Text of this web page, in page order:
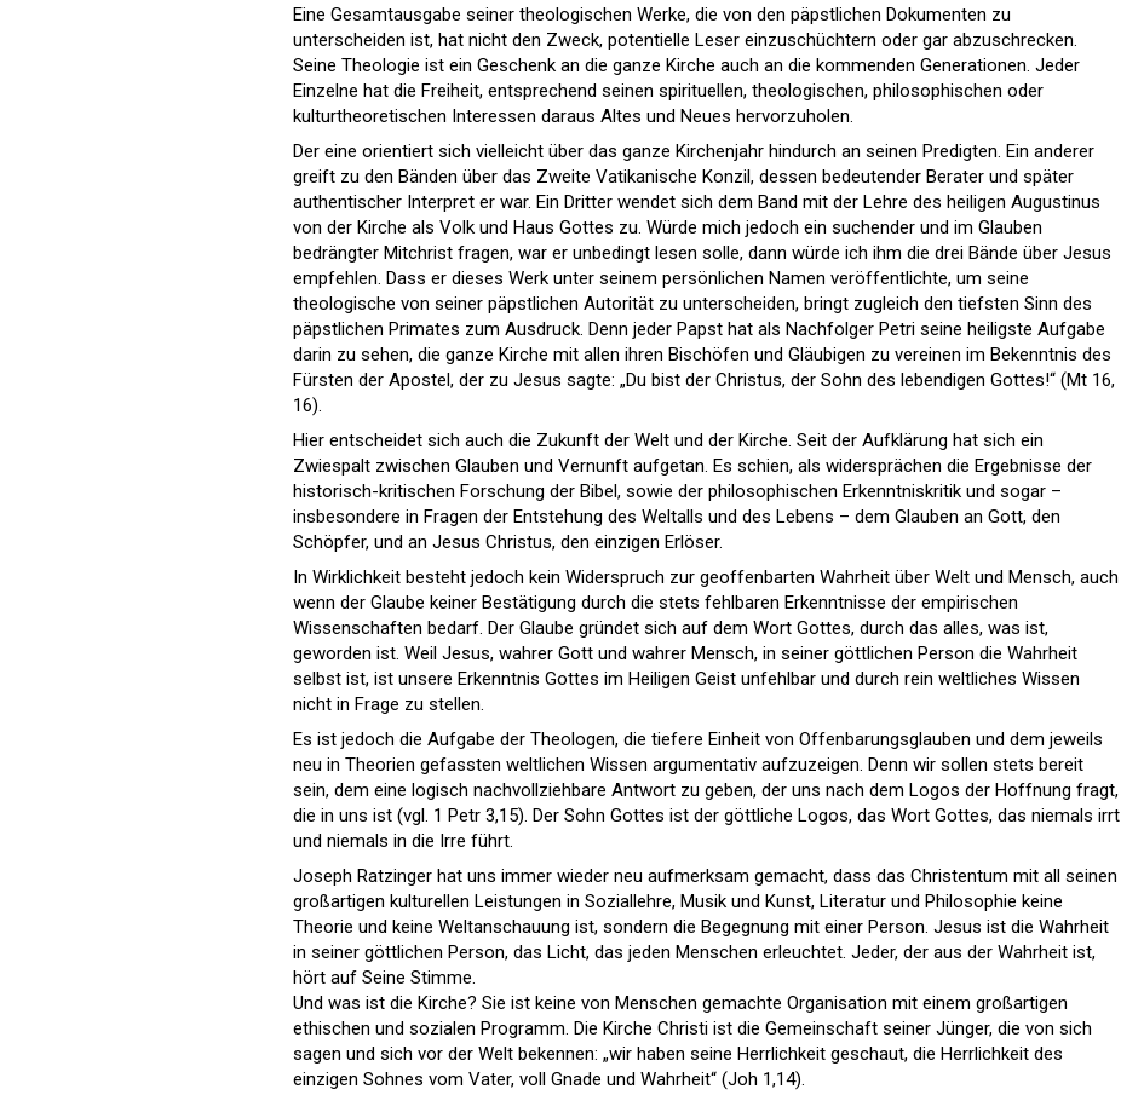
Eine Gesamtausgabe seiner theologischen Werke, die von den päpstlichen Dokumenten zu
unterscheiden ist, hat nicht den Zweck, potentielle Leser einzuschüchtern oder gar abzuschrecken.
Seine Theologie ist ein Geschenk an die ganze Kirche auch an die kommenden Generationen. Jeder
Einzelne hat die Freiheit, entsprechend seinen spirituellen, theologischen, philosophischen oder
kulturtheoretischen Interessen daraus Altes und Neues hervorzuholen.
Der eine orientiert sich vielleicht über das ganze Kirchenjahr hindurch an seinen Predigten. Ein anderer
greift zu den Bänden über das Zweite Vatikanische Konzil, dessen bedeutender Berater und später
authentischer Interpret er war. Ein Dritter wendet sich dem Band mit der Lehre des heiligen Augustinus
von der Kirche als Volk und Haus Gottes zu. Würde mich jedoch ein suchender und im Glauben
bedrängter Mitchrist fragen, war er unbedingt lesen solle, dann würde ich ihm die drei Bände über Jesus
empfehlen. Dass er dieses Werk unter seinem persönlichen Namen veröffentlichte, um seine
theologische von seiner päpstlichen Autorität zu unterscheiden, bringt zugleich den tiefsten Sinn des
päpstlichen Primates zum Ausdruck. Denn jeder Papst hat als Nachfolger Petri seine heiligste Aufgabe
darin zu sehen, die ganze Kirche mit allen ihren Bischöfen und Gläubigen zu vereinen im Bekenntnis des
Fürsten der Apostel, der zu Jesus sagte: „Du bist der Christus, der Sohn des lebendigen Gottes!“ (Mt 16,
16).
Hier entscheidet sich auch die Zukunft der Welt und der Kirche. Seit der Aufklärung hat sich ein
Zwiespalt zwischen Glauben und Vernunft aufgetan. Es schien, als widersprächen die Ergebnisse der
historisch-kritischen Forschung der Bibel, sowie der philosophischen Erkenntniskritik und sogar –
insbesondere in Fragen der Entstehung des Weltalls und des Lebens – dem Glauben an Gott, den
Schöpfer, und an Jesus Christus, den einzigen Erlöser.
In Wirklichkeit besteht jedoch kein Widerspruch zur geoffenbarten Wahrheit über Welt und Mensch, auch
wenn der Glaube keiner Bestätigung durch die stets fehlbaren Erkenntnisse der empirischen
Wissenschaften bedarf. Der Glaube gründet sich auf dem Wort Gottes, durch das alles, was ist,
geworden ist. Weil Jesus, wahrer Gott und wahrer Mensch, in seiner göttlichen Person die Wahrheit
selbst ist, ist unsere Erkenntnis Gottes im Heiligen Geist unfehlbar und durch rein weltliches Wissen
nicht in Frage zu stellen.
Es ist jedoch die Aufgabe der Theologen, die tiefere Einheit von Offenbarungsglauben und dem jeweils
neu in Theorien gefassten weltlichen Wissen argumentativ aufzuzeigen. Denn wir sollen stets bereit
sein, dem eine logisch nachvollziehbare Antwort zu geben, der uns nach dem Logos der Hoffnung fragt,
die in uns ist (vgl. 1 Petr 3,15). Der Sohn Gottes ist der göttliche Logos, das Wort Gottes, das niemals irrt
und niemals in die Irre führt.
Joseph Ratzinger hat uns immer wieder neu aufmerksam gemacht, dass das Christentum mit all seinen
großartigen kulturellen Leistungen in Soziallehre, Musik und Kunst, Literatur und Philosophie keine
Theorie und keine Weltanschauung ist, sondern die Begegnung mit einer Person. Jesus ist die Wahrheit
in seiner göttlichen Person, das Licht, das jeden Menschen erleuchtet. Jeder, der aus der Wahrheit ist,
hört auf Seine Stimme.
Und was ist die Kirche? Sie ist keine von Menschen gemachte Organisation mit einem großartigen
ethischen und sozialen Programm. Die Kirche Christi ist die Gemeinschaft seiner Jünger, die von sich
sagen und sich vor der Welt bekennen: „wir haben seine Herrlichkeit geschaut, die Herrlichkeit des
einzigen Sohnes vom Vater, voll Gnade und Wahrheit“ (Joh 1,14).